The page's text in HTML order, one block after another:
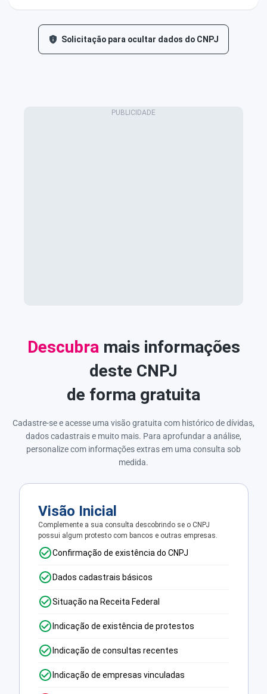
Solicitação para ocultar dados do CNPJ
Descubramais informações
deste CNPJ
de forma gratuita
Cadastre-se e acesse uma visão gratuita com histórico de dívidas,
dados cadastrais e muito mais. Para aprofundar a análise,
personalize com informações extras em uma consulta sob
medida.
Visão Inicial
Complemente a sua consulta descobrindo se o CNPJ
possui algum protesto com bancos e outras empresas.
Confirmação de existência do CNPJ
Dados cadastrais básicos
Situação na Receita Federal
Indicação de existência de protestos
Indicação de consultas recentes
Indicação de empresas vinculadas